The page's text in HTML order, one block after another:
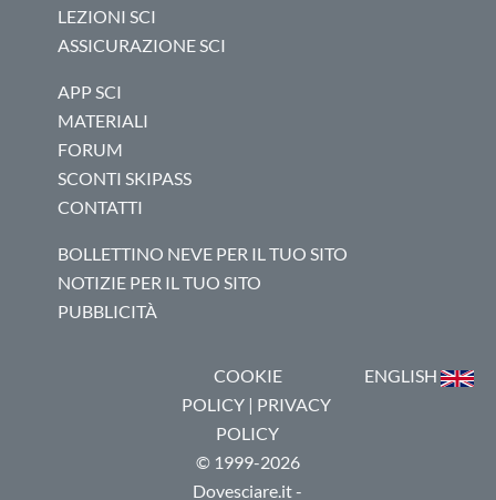
LEZIONI SCI
ASSICURAZIONE SCI
APP SCI
MATERIALI
FORUM
SCONTI SKIPASS
CONTATTI
BOLLETTINO NEVE PER IL TUO SITO
NOTIZIE PER IL TUO SITO
PUBBLICITÀ
COOKIE
POLICY| PRIVACY
POLICY
© 1999-2026
Dovesciare.it -
ENGLISH